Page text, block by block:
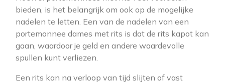
bieden, is het belangrijk om ook op de mogelijke
nadelen te letten. Een van de nadelen van een
portemonnee dames met rits is dat de rits kapot kan
gaan, waardoor je geld en andere waardevolle
spullen kunt verliezen.
Een rits kan na verloop van tijd slijten of vast